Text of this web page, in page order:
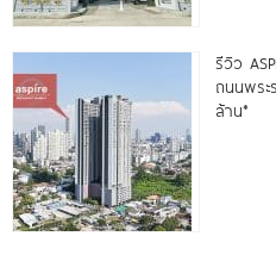
รีวิว
ถนนพระ
ล้าน*